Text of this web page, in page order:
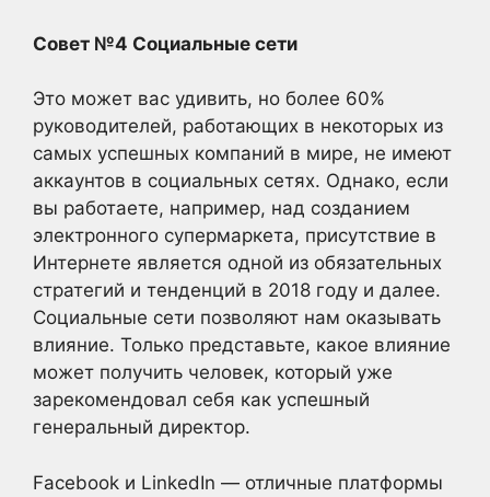
Совет №4 Социальные сети
Это может вас удивить, но более 60%
руководителей, работающих в некоторых из
самых успешных компаний в мире, не имеют
аккаунтов в социальных сетях. Однако, если
вы работаете, например, над созданием
электронного супермаркета, присутствие в
Интернете является одной из обязательных
стратегий и тенденций в 2018 году и далее.
Социальные сети позволяют нам оказывать
влияние. Только представьте, какое влияние
может получить человек, который уже
зарекомендовал себя как успешный
генеральный директор.
Facebook и LinkedIn — отличные платформы